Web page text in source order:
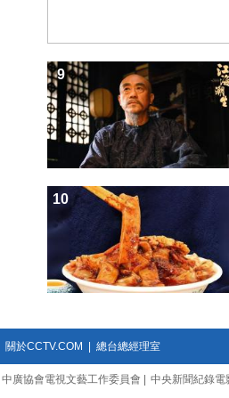
9
10
關於CCTV.COM 總台總經理室
中廣協會電視文藝工作委員會 中央新聞紀錄電